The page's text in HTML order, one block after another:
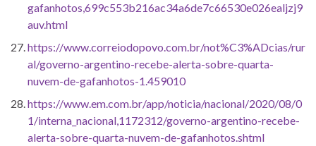
gafanhotos,699c553b216ac34a6de7c66530e026ealjzj9
auv.html
https://www.correiodopovo.com.br/not%C3%ADcias/rur
al/governo-argentino-recebe-alerta-sobre-quarta-
nuvem-de-gafanhotos-1.459010
https://www.em.com.br/app/noticia/nacional/2020/08/0
1/interna_nacional,1172312/governo-argentino-recebe-
alerta-sobre-quarta-nuvem-de-gafanhotos.shtml